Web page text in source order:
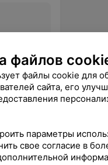
Еще
файлов
файлы cookie для
сайта, его
параметры
свое согласие в